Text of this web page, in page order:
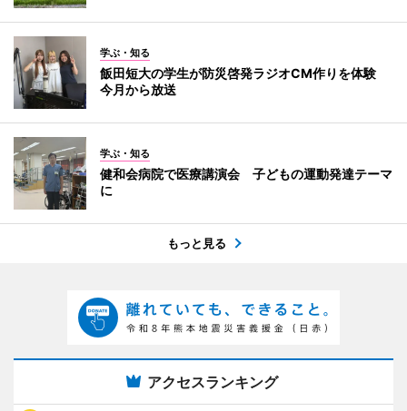
学ぶ・知る
飯田短大の学生が防災啓発ラジオCM作りを体験
今月から放送
学ぶ・知る
健和会病院で医療講演会 子どもの運動発達テーマ
に
もっと見る
アクセスランキング